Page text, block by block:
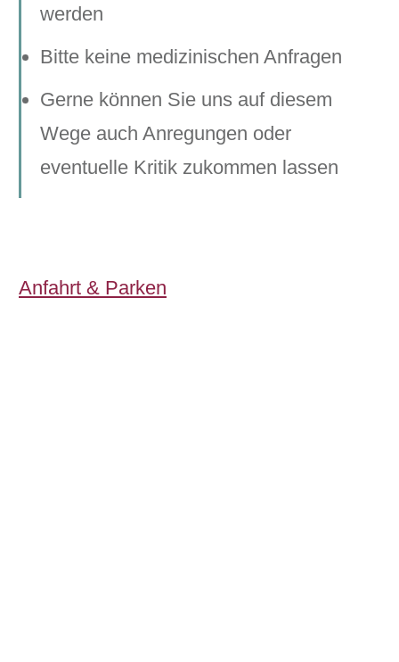
werden
Bitte keine medizinischen Anfragen
Gerne können Sie uns auf diesem
Wege auch Anregungen oder
eventuelle Kritik zukommen lassen
Anfahrt & Parken